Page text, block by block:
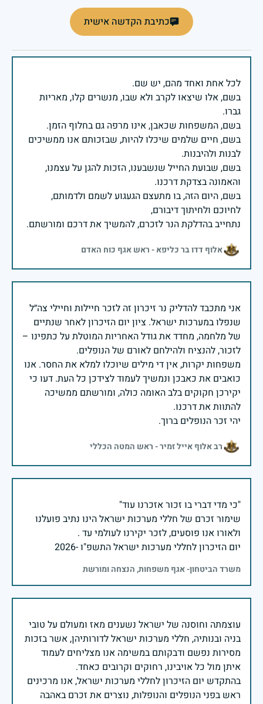
כתיבת הקדשה אישית
בשם, אלו שיצאו לקרב ולא שבו, מנשרים קלו, מאריות
בשם, חיים שלמים שיכלו להיות, שבזכותם אנו ממשיכים
בשם, שבועת החייל שנשבענו, הזכות להגן על עצמנו,
בשם, היום הזה, בו מתעצם הגעגוע לשמם ולדמותם,
נתחייב בהדלקת הנר לזכרם, להמשיך את דרכם ומורשתם.
אלוף דדו בר כליפא - ראש אגף כוח האדם
אני מתכבד להדליק נר זיכרון זה לזכר חיילות וחיילי צה״ל
שנפלו במערכות ישראל. ציון יום הזיכרון לאחר שנתיים
של מלחמה, מחדד את גודל האחריות המוטלת על כתפינו –
משפחות יקרות, אין די מילים שיוכלו למלא את החסר. אנו
כואבים את כאבכן ונמשיך לעמוד לצידכן כל העת. דעו כי
יקירכן חקוקים בלב האומה כולה, ומורשתם ממשיכה
יהי זכר הנופלים ברוך.
רב אלוף אייל זמיר - ראש המטה הכללי
שימור זכרם של חללי מערכות ישראל הינו נתיב פועלנו
יום הזיכרון לחללי מערכות ישראל התשפ"ו -2026
משרד הביטחון- אגף משפחות, הנצחה ומורשת
עוצמתה וחוסנה של ישראל נשענים מאז ומעולם על טובי
בניה ובנותיה, חללי מערכות ישראל לדורותיהן, אשר בזכות
מסירות נפשם ודבקותם במשימה אנו מצליחים לעמוד
בהתקדש יום הזיכרון לחללי מערכות ישראל, אנו מרכינים
ראש בפני הנופלים והנופלות, נוצרים את זכרם באהבה